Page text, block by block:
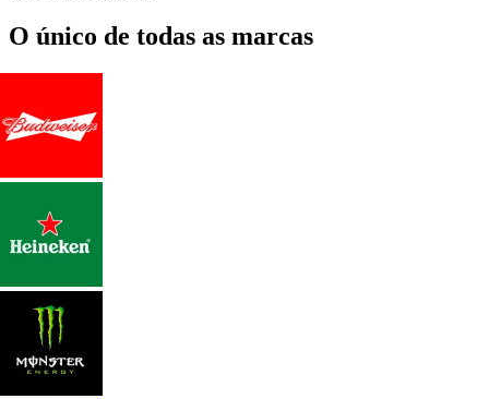
O único de todas as marcas